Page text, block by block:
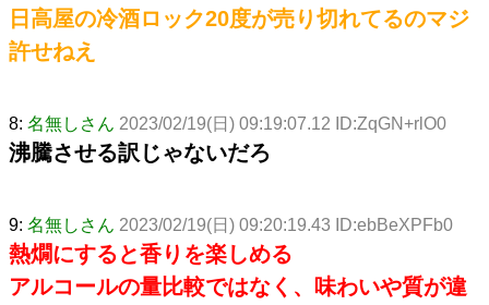
日高屋の冷酒ロック20度が売り切れてるのマジ
許せねえ
8: 名無しさん 2023/02/19(日) 09:19:07.12 ID:ZqGN+rlO0
沸騰させる訳じゃないだろ
9: 名無しさん 2023/02/19(日) 09:20:19.43 ID:ebBeXPFb0
熱燗にすると香りを楽しめる
アルコールの量比較ではなく、味わいや質が違